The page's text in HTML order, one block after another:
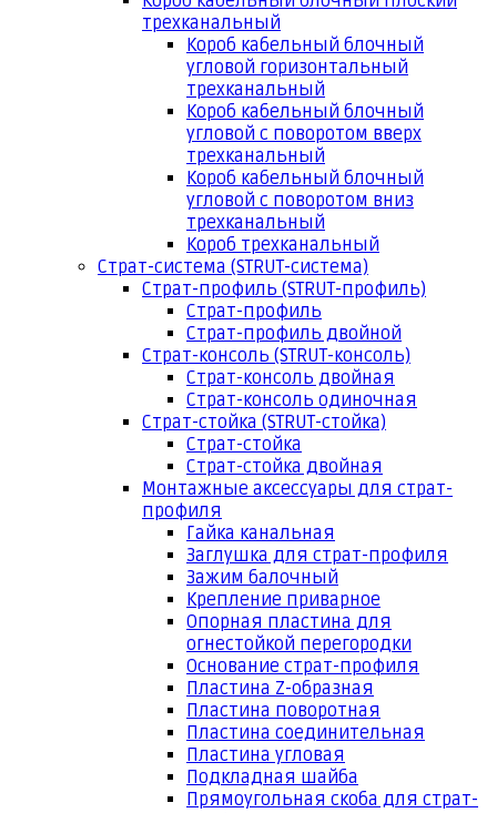
трехканальный
Короб кабельный блочный
угловой горизонтальный
трехканальный
Короб кабельный блочный
угловой с поворотом вверх
трехканальный
Короб кабельный блочный
угловой с поворотом вниз
трехканальный
Короб трехканальный
Страт-система (STRUT-система)
Страт-профиль (STRUT-профиль)
Страт-профиль
Страт-профиль двойной
Страт-консоль (STRUT-консоль)
Страт-консоль двойная
Страт-консоль одиночная
Страт-стойка (STRUT-стойка)
Страт-стойка
Страт-стойка двойная
Монтажные аксессуары для страт-
профиля
Гайка канальная
Заглушка для страт-профиля
Зажим балочный
Крепление приварное
Опорная пластина для
огнестойкой перегородки
Основание страт-профиля
Пластина Z-образная
Пластина поворотная
Пластина соединительная
Пластина угловая
Подкладная шайба
Прямоугольная скоба для страт-